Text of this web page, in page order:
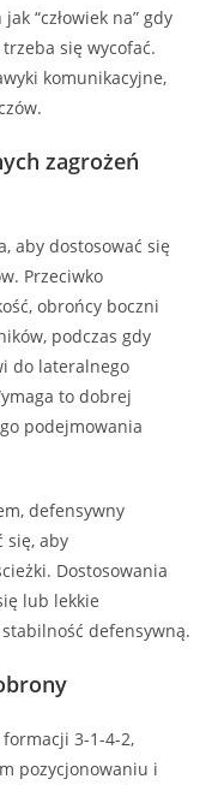
“człowiek na” gdy
się wycofać.
komunikacyjne,
zagrożeń
aby dostosować się
Przeciwko
obrońcy boczni
podczas gdy
do lateralnego
to dobrej
podejmowania
defensywny
się, aby
Dostosowania
lub lekkie
defensywną.
3-1-4-2,
pozycjonowaniu i